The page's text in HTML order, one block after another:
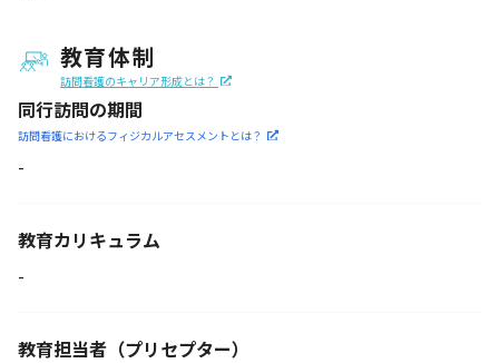
教育体制
訪問看護のキャリア形成とは？
同行訪問の期間
訪問看護におけるフィジカルアセスメントとは？
-
教育カリキュラム
-
教育担当者 （プリセプター）